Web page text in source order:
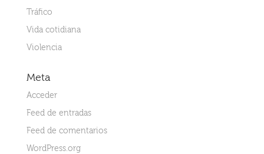
Tráfico
Vida cotidiana
Violencia
Meta
Acceder
Feed de entradas
Feed de comentarios
WordPress.org